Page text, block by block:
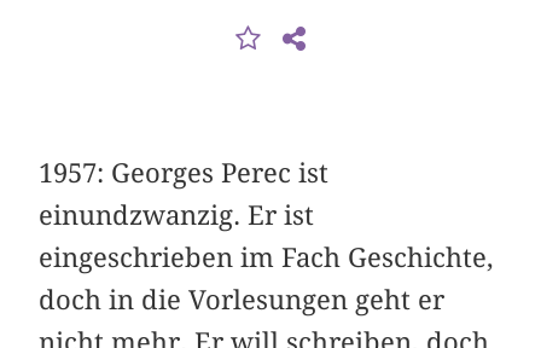
1957: Georges Perec ist
einundzwanzig. Er ist
eingeschrieben im Fach Geschichte,
doch in die Vorlesungen geht er